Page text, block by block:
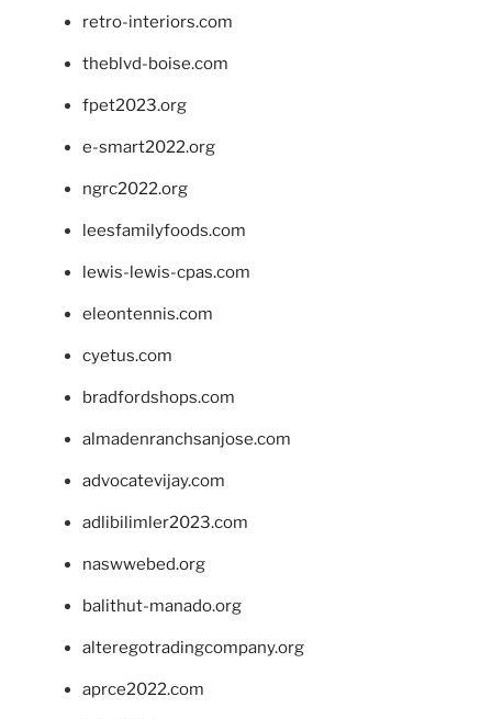
retro-interiors.com
theblvd-boise.com
fpet2023.org
e-smart2022.org
ngrc2022.org
leesfamilyfoods.com
lewis-lewis-cpas.com
eleontennis.com
cyetus.com
bradfordshops.com
almadenranchsanjose.com
advocatevijay.com
adlibilimler2023.com
naswwebed.org
balithut-manado.org
alteregotradingcompany.org
aprce2022.com